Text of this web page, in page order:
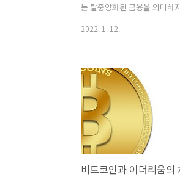
는 탈중앙화된 금융을 의미하
인 위에서 동작합니다. 블록체
큰 장점은 해킹이나 변경이 다
하기 때문에 네트워크 내에서
명성과 안정성을 확보할 수 있
니다. 여러 기기가 하나의 네
트랜잭션 레코드를 보관할 수
즉, 분산형 시스템 내에서 모든
권력을 보유하는 개인 또는 개
2022. 1. 12.